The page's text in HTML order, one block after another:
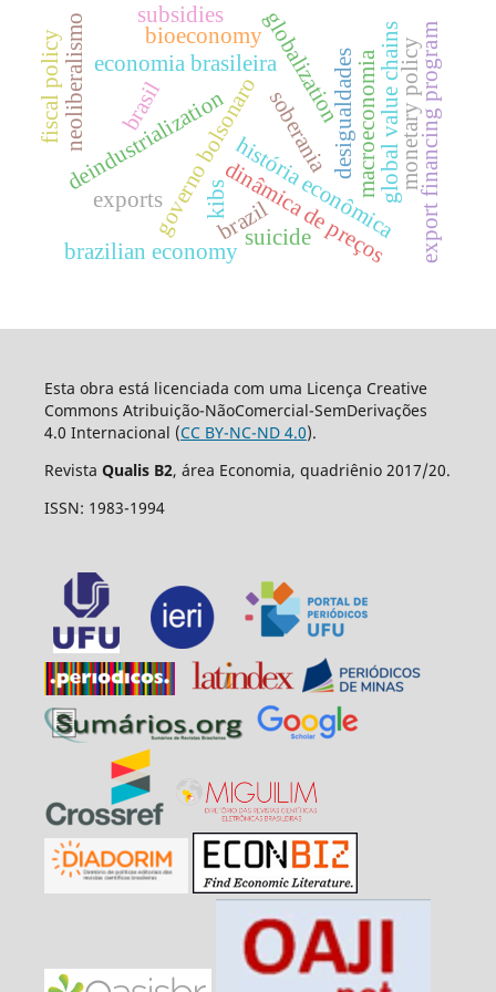
governo bolsonarohistória econômica
economia brasileira
deindustrialization
globalization
brazilian economy
neoliberalismo desigualdades
soberania
brasil macroeconomia
dinâmica de preços
bioeconomy global value chains
brazilsuicide
fiscal policy monetary policy
exports export financing program
subsidies
kibs
Esta obra está licenciada com uma Licença Creative
Commons Atribuição-NãoComercial-SemDerivações
4.0 Internacional (CC BY-NC-ND 4.0).
Revista Qualis B2, área Economia, quadriênio 2017/20.
ISSN: 1983-1994